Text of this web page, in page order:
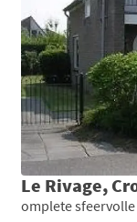
Le Rivage,
omplete